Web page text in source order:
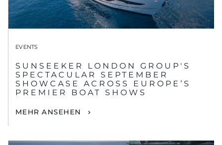
EVENTS
SUNSEEKER LONDON GROUP'S
SPECTACULAR SEPTEMBER
SHOWCASE ACROSS EUROPE’S
PREMIER BOAT SHOWS
MEHR ANSEHEN